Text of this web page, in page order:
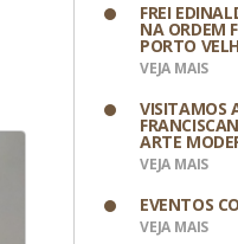
FREI
NA ORDEM
PORTO
VEJA MAIS
VISITAMOS
ARTE
VEJA MAIS
EVENTOS
VEJA MAIS